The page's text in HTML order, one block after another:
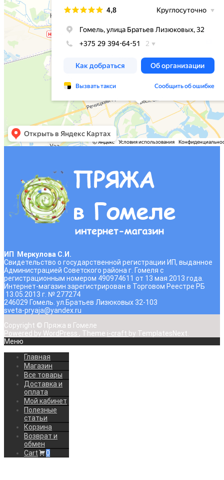
ИП Меркулова С.И.
Свидетельство о государственной регистрации ИП, выданное
Администрацией Советского района г. Гомеля с
регистрационным номером 490974611 от 13 мая 2013 года.
Интернет-магазин зарегистрирован в Торговом Реестре РБ
13.05.2013 г. № 277274
246029 Гомель. ул.Братьев Лизюковых 32-103
sveta-pryaja@yandex.ru
Copyright © Пряжа в Гомеле
Powered by WordPress , Theme i-craft by TemplatesNext.
Меню
Главная
Магазин
Все товары
Доставка и
оплата
Мой кабинет
Полезные
статьи
Корзина
Возврат и
обмен
Cart
0